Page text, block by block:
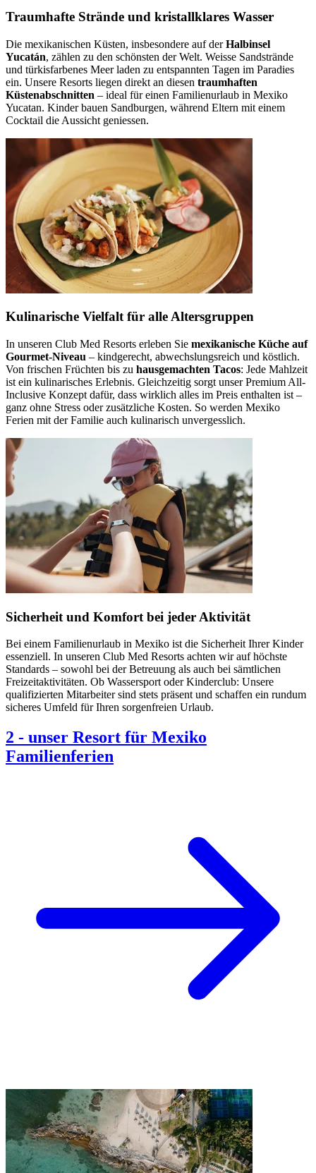
Traumhafte Strände und kristallklares Wasser
Die mexikanischen Küsten, insbesondere auf derHalbinsel
Yucatán, zählen zu den schönsten der Welt. Weisse Sandstrände
und türkisfarbenes Meer laden zu entspannten Tagen im Paradies
ein. Unsere Resorts liegen direkt an diesen traumhaften
Küstenabschnitten – ideal für einen Familienurlaub in Mexiko
Yucatan. Kinder bauen Sandburgen, während Eltern mit einem
Cocktail die Aussicht geniessen.
Kulinarische Vielfalt für alle Altersgruppen
In unseren Club Med Resorts erleben Sie mexikanische Küche auf
Gourmet-Niveau – kindgerecht, abwechslungsreich und köstlich.
Von frischen Früchten bis zu hausgemachten Tacos: Jede Mahlzeit
ist ein kulinarisches Erlebnis. Gleichzeitig sorgt unser Premium All-
Inclusive Konzept dafür, dass wirklich alles im Preis enthalten ist –
ganz ohne Stress oder zusätzliche Kosten. So werden Mexiko
Ferien mit der Familie auch kulinarisch unvergesslich.
Sicherheit und Komfort bei jeder Aktivität
Bei einem Familienurlaub in Mexiko ist die Sicherheit Ihrer Kinder
essenziell. In unseren Club Med Resorts achten wir auf höchste
Standards – sowohl bei der Betreuung als auch bei sämtlichen
Freizeitaktivitäten. Ob Wassersport oder Kinderclub: Unsere
qualifizierten Mitarbeiter sind stets präsent und schaffen ein rundum
sicheres Umfeld für Ihren sorgenfreien Urlaub.
2 - unser Resort für Mexiko
Familienferien